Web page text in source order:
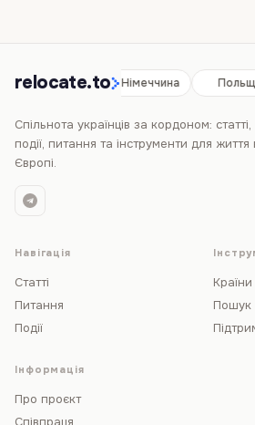
relocate.to
Іспанія Німеччина
Спільнота українців за кордоном: статті,
події, питання та інструменти для життя
Європі.
Навігація
Статті
Питання
Події
Країни
Пошук
Інформація
Про проєкт
Співпраця